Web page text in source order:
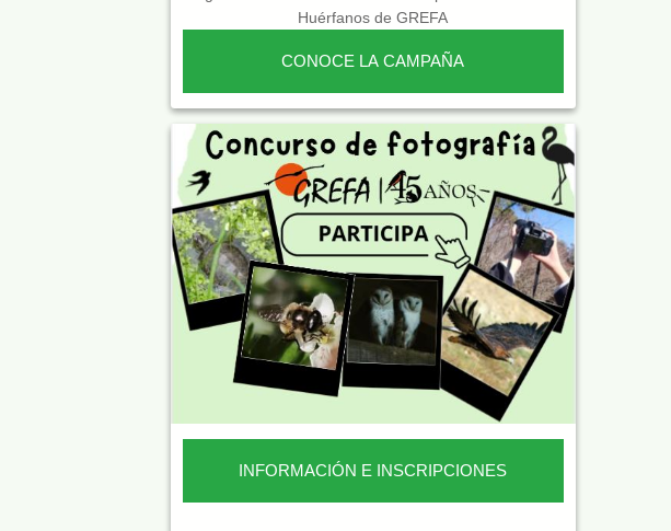
Huérfanos de GREFA
CONOCE LA CAMPAÑA
INFORMACIÓN E INSCRIPCIONES